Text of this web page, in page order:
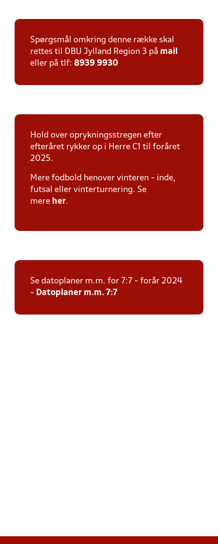
Spørgsmål omkring denne række skal
rettes til DBU Jylland Region 3 på mail
eller på tlf: 8939 9930
Hold over oprykningsstregen efter
efteråret rykker op i Herre C1 til foråret
2025.
Mere fodbold henover vinteren - inde,
futsal eller vinterturnering. Se
mere her.
Se datoplaner m.m. for 7:7 - forår 2024
- Datoplaner m.m. 7:7